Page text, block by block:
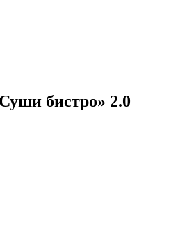
бистро» 2.0